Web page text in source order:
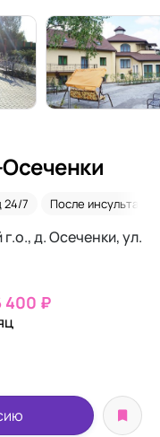
24/7 После инсульта
д. Осеченки, ул.
400 ₽